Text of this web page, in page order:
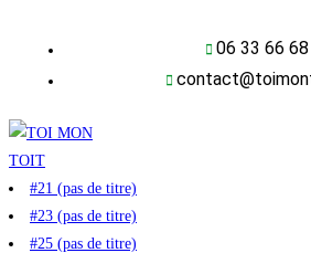
06 33 66
#21 (pas de titre)
#23 (pas de titre)
#25 (pas de titre)